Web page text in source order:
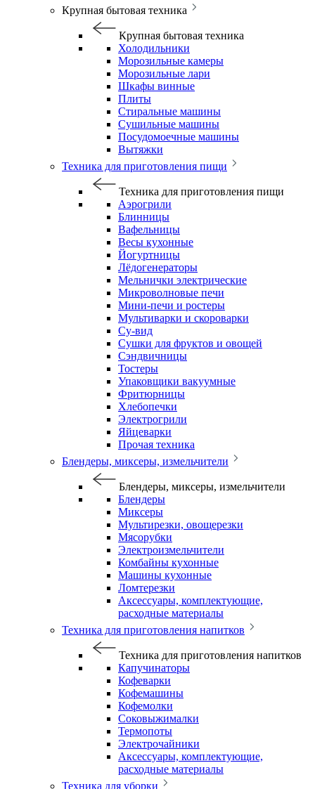
Крупная бытовая техника
Крупная бытовая техника
Холодильники
Морозильные камеры
Морозильные лари
Шкафы винные
Плиты
Стиральные машины
Сушильные машины
Посудомоечные машины
Вытяжки
Техника для приготовления пищи
Техника для приготовления пищи
Аэрогрили
Блинницы
Вафельницы
Весы кухонные
Йогуртницы
Лёдогенераторы
Мельнички электрические
Микроволновые печи
Мини-печи и ростеры
Мультиварки и скороварки
Су-вид
Сушки для фруктов и овощей
Сэндвичницы
Тостеры
Упаковщики вакуумные
Фритюрницы
Хлебопечки
Электрогрили
Яйцеварки
Прочая техника
Блендеры, миксеры, измельчители
Блендеры, миксеры, измельчители
Блендеры
Миксеры
Мультирезки, овощерезки
Мясорубки
Электроизмельчители
Комбайны кухонные
Машины кухонные
Ломтерезки
Аксессуары, комплектующие,
расходные материалы
Техника для приготовления напитков
Техника для приготовления напитков
Капучинаторы
Кофеварки
Кофемашины
Кофемолки
Соковыжималки
Термопоты
Электрочайники
Аксессуары, комплектующие,
расходные материалы
Техника для уборки